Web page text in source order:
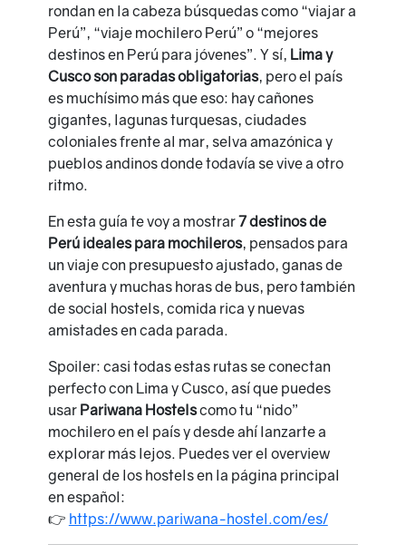
rondan en la cabeza búsquedas como “viajar a
Perú”, “viaje mochilero Perú” o “mejores
destinos en Perú para jóvenes”. Y sí, Lima y
Cusco son paradas obligatorias, pero el país
es muchísimo más que eso: hay cañones
gigantes, lagunas turquesas, ciudades
coloniales frente al mar, selva amazónica y
pueblos andinos donde todavía se vive a otro
ritmo.
En esta guía te voy a mostrar7 destinos de
Perú ideales para mochileros, pensados para
un viaje con presupuesto ajustado, ganas de
aventura y muchas horas de bus, pero también
de social hostels, comida rica y nuevas
amistades en cada parada.
Spoiler: casi todas estas rutas se conectan
perfecto con Lima y Cusco, así que puedes
usar Pariwana Hostelscomo tu “nido”
mochilero en el país y desde ahí lanzarte a
explorar más lejos. Puedes ver el overview
general de los hostels en la página principal
en español:
👉 https://www.pariwana-hostel.com/es/